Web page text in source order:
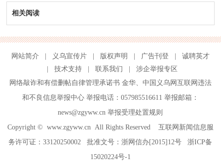
相关阅读
网站简介 义乌宣传片 版权声明 广告刊登
诚聘英才
技术支持 联系我们
涉企举报专区
网络敲诈和有偿删帖自律管理承诺书 金华、 中国义乌网互联网违法
和不良信息举报中心举报电话：057985516611 举报邮箱：
news@zgyww.cn举报受理处置规则
Copyright © www.zgyww.cnAll Rights Reserved 互联网新闻信息服
务许可证：33120250002 批准文号：浙网信办[2015]12号浙ICP备
15020224号-1